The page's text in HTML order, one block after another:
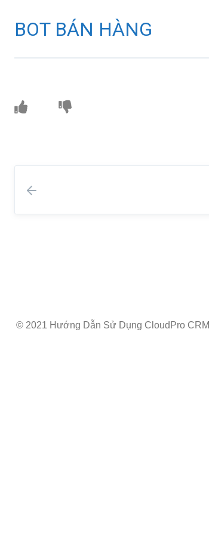
BOT BÁN HÀNG
© 2021 Hướng Dẫn Sử Dụng CloudPro CRM